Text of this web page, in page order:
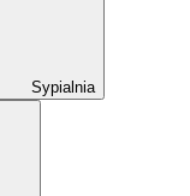
Sypialnia